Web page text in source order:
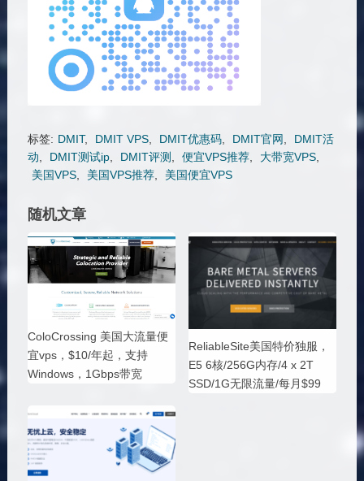
标签: DMIT, DMIT VPS, DMIT优惠码, DMIT官网
DMIT活
动
DMIT测试ip, DMIT评测 便宜VPS推荐, 大带宽VPS,
美国VPS, 美国VPS推荐, 美国便宜VPS
随机文章
ColoCrossing 美国大流量便
宜vps，$10/年起，支持
Windows，1Gbps带宽
ReliableSite美国特价独服，
E5 6核/256G内存/4 x 2T
SSD/1G无限流量/每月$99